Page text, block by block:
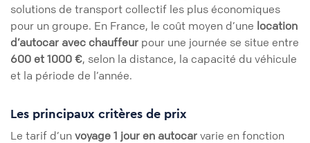
solutions de transport collectif les plus économiques
pour un groupe. En France, le coût moyen d’une location
d’autocar avec chauffeur pour une journée se situe entre
600 et 1000 €, selon la distance, la capacité du véhicule
et la période de l’année.
Les principaux critères de prix
Le tarif d’un voyage 1 jour en autocar varie en fonction